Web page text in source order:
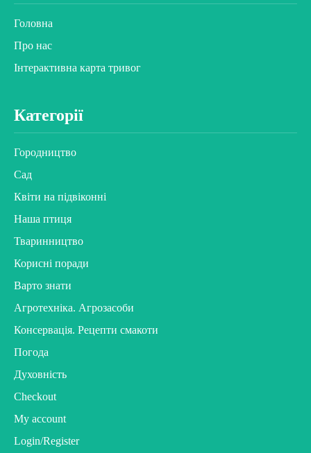
Головна
Про нас
Інтерактивна карта тривог
Категорії
Городництво
Сад
Квіти на підвіконні
Наша птиця
Тваринництво
Корисні поради
Варто знати
Агротехніка. Агрозасоби
Консервація. Рецепти смакоти
Погода
Духовність
Checkout
My account
Login/Register